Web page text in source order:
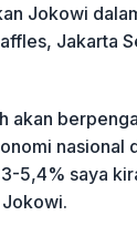
Jokowi
Jakarta
akan
nasional
5,4% saya